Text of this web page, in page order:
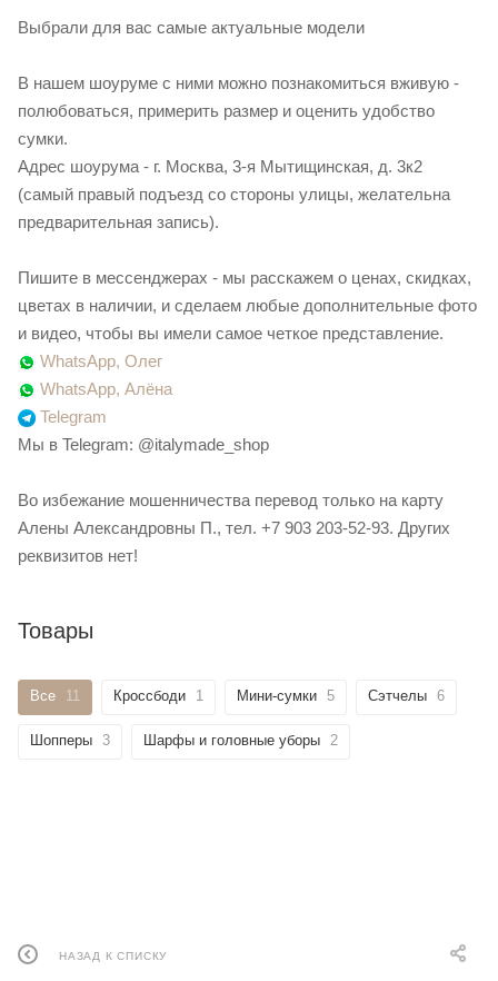
Выбрали для вас самые актуальные модели
В нашем шоуруме с ними можно познакомиться вживую -
полюбоваться, примерить размер и оценить удобство
сумки.
Адрес шоурума - г. Москва, 3-я Мытищинская, д. 3к2
(самый правый подъезд со стороны улицы, желательна
предварительная запись).
Пишите в мессенджерах - мы расскажем о ценах, скидках,
цветах в наличии, и сделаем любые дополнительные фото
и видео, чтобы вы имели самое четкое представление.
WhatsApp, Олег
WhatsApp, Алёна
Telegram
Мы в Telegram: @italymade_shop
Во избежание мошенничества перевод только на карту
Алены Александровны П., тел. +7 903 203-52-93. Других
реквизитов нет!
Товары
Все 11 Кроссбоди 1 Мини-сумки 5 Сэтчелы 6
Шопперы 3 Шарфы и головные уборы 2
НАЗАД К СПИСКУ